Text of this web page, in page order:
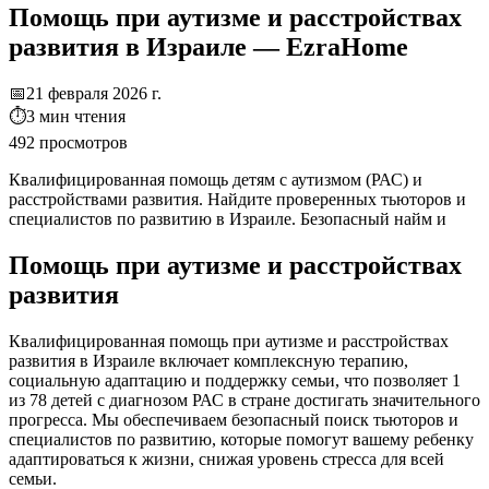
Помощь при аутизме и расстройствах
развития в Израиле — EzraHome
📅21 февраля 2026 г.
⏱3 мин чтения
492 просмотров
Квалифицированная помощь детям с аутизмом (РАС) и
расстройствами развития. Найдите проверенных тьюторов и
специалистов по развитию в Израиле. Безопасный найм и
Помощь при аутизме и расстройствах
развития
Квалифицированная помощь при аутизме и расстройствах
развития в Израиле включает комплексную терапию,
социальную адаптацию и поддержку семьи, что позволяет 1
из 78 детей с диагнозом РАС в стране достигать значительного
прогресса. Мы обеспечиваем безопасный поиск тьюторов и
специалистов по развитию, которые помогут вашему ребенку
адаптироваться к жизни, снижая уровень стресса для всей
семьи.